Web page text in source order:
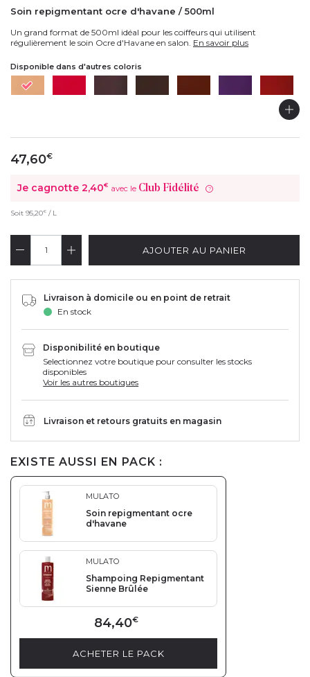
Soin repigmentant ocre d'havane / 500ml
Un grand format de 500ml idéal pour les coiffeurs qui utilisent
régulièrement le soin Ocre d'Havane en salon. En savoir plus
Disponible dans d'autres coloris
47,60€
Je cagnotte 2,40€ avec le Club Fidélité ?
Soit 95,20€ / L
AJOUTER AU PANIER
Livraison à domicile ou en point de retrait
En stock
Disponibilité en boutique
Selectionnez votre boutique pour consulter les stocks
disponibles
Voir les autres boutiques
Livraison et retours gratuits en magasin
EXISTE AUSSI EN PACK :
MULATO
Soin repigmentant ocre
d'havane
MULATO
Shampoing Repigmentant
Sienne Brûlée
84,40€
ACHETER LE PACK